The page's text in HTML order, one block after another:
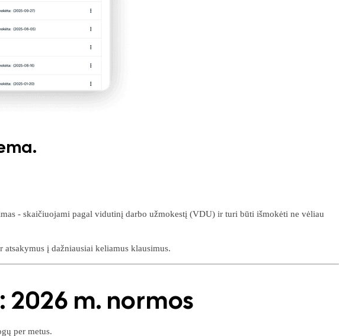
- skaičiuojami pagal vidutinį darbo užmokestį (VDU) ir turi būti išmokėti ne vėliau
į dažniausiai keliamus klausimus.
m. normos
per metus.